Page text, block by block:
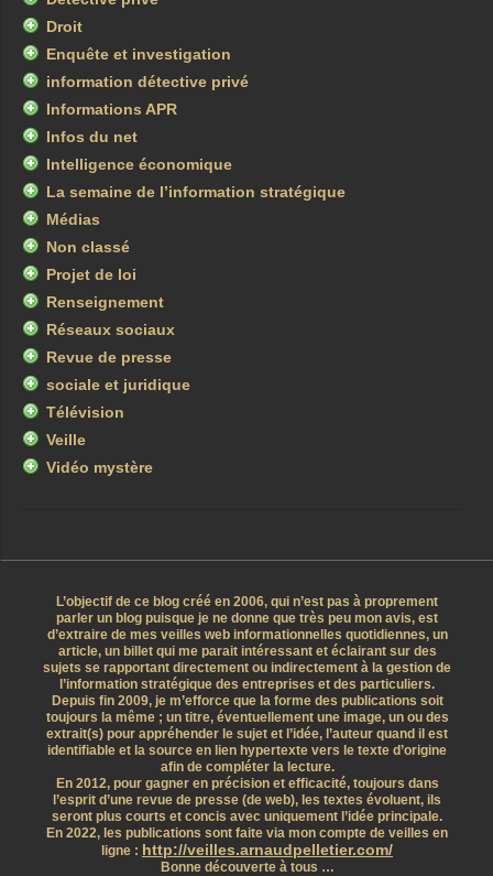
Droit
Enquête et investigation
information détective privé
Informations APR
Infos du net
Intelligence économique
La semaine de l’information stratégique
Médias
Non classé
Projet de loi
Renseignement
Réseaux sociaux
Revue de presse
sociale et juridique
Télévision
Veille
Vidéo mystère
L’objectif de ce blog créé en 2006, qui n’est pas à proprement
parler un blog puisque je ne donne que très peu mon avis, est
d’extraire de mes veilles web informationnelles quotidiennes, un
article, un billet qui me parait intéressant et éclairant sur des
sujets se rapportant directement ou indirectement à la gestion de
l’information stratégique des entreprises et des particuliers.
Depuis fin 2009, je m’efforce que la forme des publications soit
toujours la même ; un titre, éventuellement une image, un ou des
extrait(s) pour appréhender le sujet et l’idée, l’auteur quand il est
identifiable et la source en lien hypertexte vers le texte d’origine
afin de compléter la lecture.
En 2012, pour gagner en précision et efficacité, toujours dans
l’esprit d’une revue de presse (de web), les textes évoluent, ils
seront plus courts et concis avec uniquement l’idée principale.
En 2022, les publications sont faite via mon compte de veilles en
ligne : http://veilles.arnaudpelletier.com/
Bonne découverte à tous …